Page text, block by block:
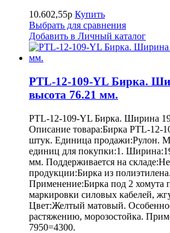
10.602,55р Купить
Выбрать для сравнения
Добавить в Личный каталог
PTL-12-109-YL Бирка.
высота 76.21 мм.
PTL-12-109-YL Бирка. Ширина
Описание товара:Бирка PTL-12-
штук. Единица продажи:Рулон.
единиц для покупки:1.
мм. Поддерживается на
продукции:Бирка из
Применение:Бирка под 2 хомута
маркировки силовых кабелей,
Цвет:Желтый матовый.
растяжению, морозостойка.
7950=4300.